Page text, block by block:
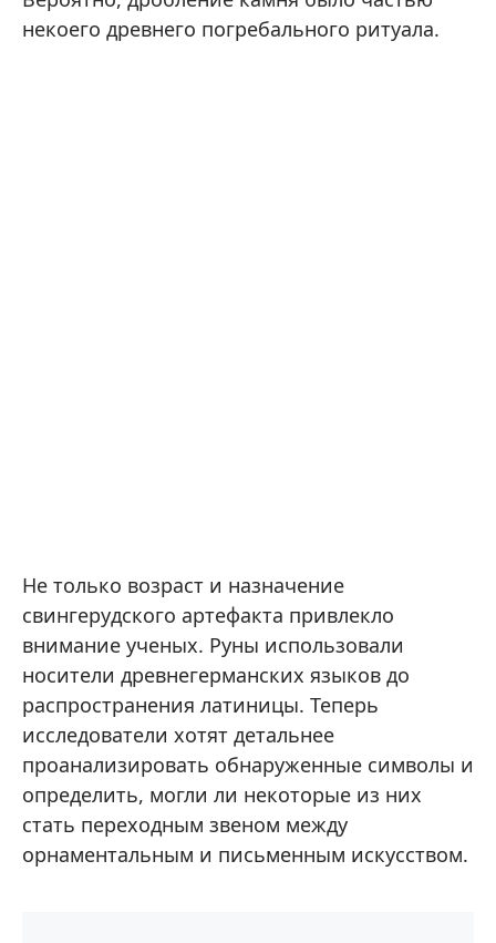
некоего древнего погребального ритуала.
Не только возраст и назначение
свингерудского артефакта привлекло
внимание ученых. Руны использовали
носители древнегерманских языков до
распространения латиницы. Теперь
исследователи хотят детальнее
проанализировать обнаруженные символы и
определить, могли ли некоторые из них
стать переходным звеном между
орнаментальным и письменным искусством.